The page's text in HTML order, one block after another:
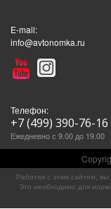
E-mail:
info@avtonomka.ru
Телефон:
+7 (499) 390-76-16
Ежедневно с 9.00 до 19.00
Работая с этим сайтом, вы
Это необходимо для